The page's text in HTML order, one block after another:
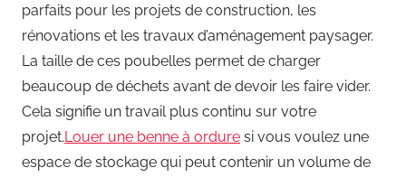
parfaits pour les projets de construction, les
rénovations et les travaux d’aménagement paysager.
La taille de ces poubelles permet de charger
beaucoup de déchets avant de devoir les faire vider.
Cela signifie un travail plus continu sur votre
projet.Louer une benne à ordure si vous voulez une
espace de stockage qui peut contenir un volume de